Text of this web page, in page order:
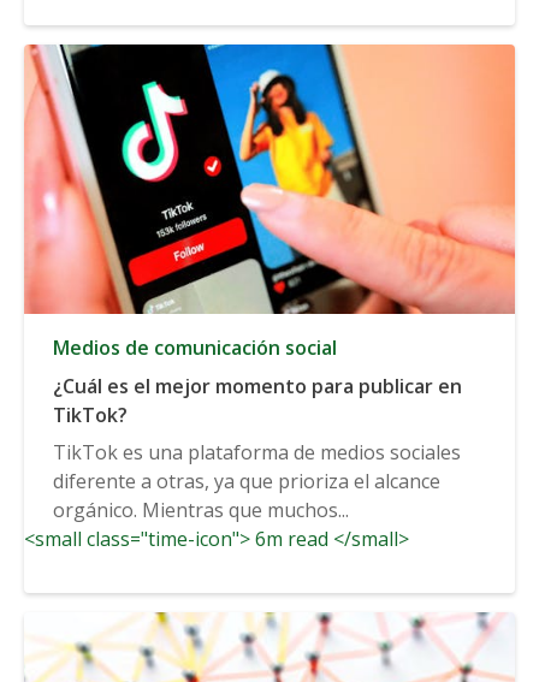
Medios de comunicación social
¿Cuál es el mejor momento para publicar en
TikTok?
TikTok es una plataforma de medios sociales
diferente a otras, ya que prioriza el alcance
orgánico. Mientras que muchos...
<small class="time-icon"> 6m read </small>